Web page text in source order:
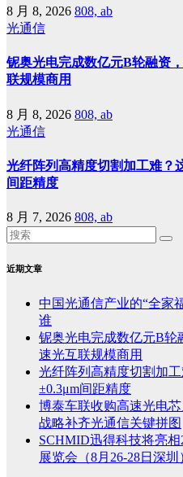
8 月 8, 2026 808, ab
光通信
铌奥光电完成数亿元B轮融资
联规模商用
8 月 8, 2026 808, ab
光通信
光纤阵列高精度切割加工难？
间距精度
8 月 7, 2026 808, ab
近期文章
中国光通信产业的“全家
谁
铌奥光电完成数亿元B轮
速光互联规模商用
光纤阵列高精度切割加
±0.3μm间距精度
博泰车联收购高速光电
战略补齐光通信关键拼图
SCHMID迅得科技将亮
展览会（8月26-28日深圳